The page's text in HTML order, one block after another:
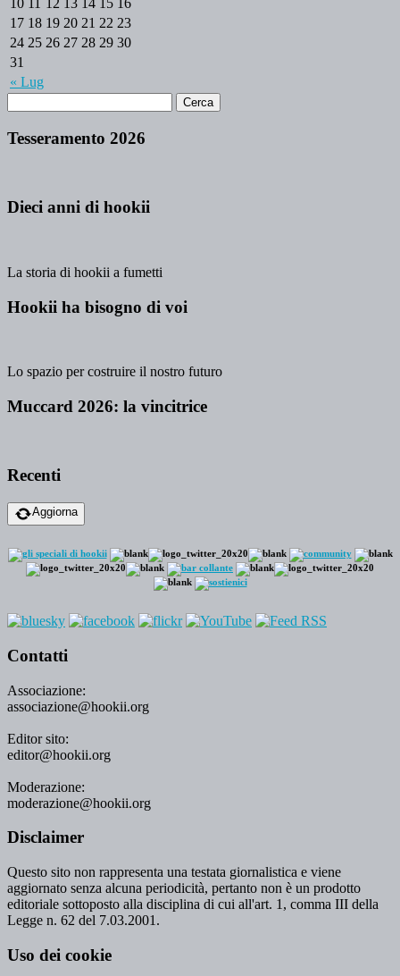
« Lug
10 11 12 13 14 15 16
17 18 19 20 21 22 23
24 25 26 27 28 29 30
31
Tesseramento 2026
Dieci anni di hookii
La storia di hookii a fumetti
Hookii ha bisogno di voi
Lo spazio per costruire il nostro futuro
Muccard 2026: la vincitrice
Recenti
Aggiorna
Contatti
Associazione:
associazione@hookii.org
Editor sito:
editor@hookii.org
Moderazione:
moderazione@hookii.org
Disclaimer
Questo sito non rappresenta una testata giornalistica e viene
aggiornato senza alcuna periodicità, pertanto non è un prodotto
editoriale sottoposto alla disciplina di cui all'art. 1, comma III della
Legge n. 62 del 7.03.2001.
Uso dei cookie